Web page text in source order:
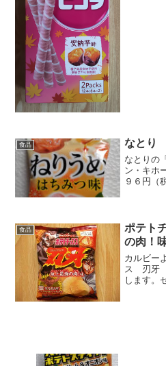
食品 なとり
なとりの
ン・キホ
９６円（
なそうで
食品
ポテト
の肉！
カルビー
ス 刃牙
します。